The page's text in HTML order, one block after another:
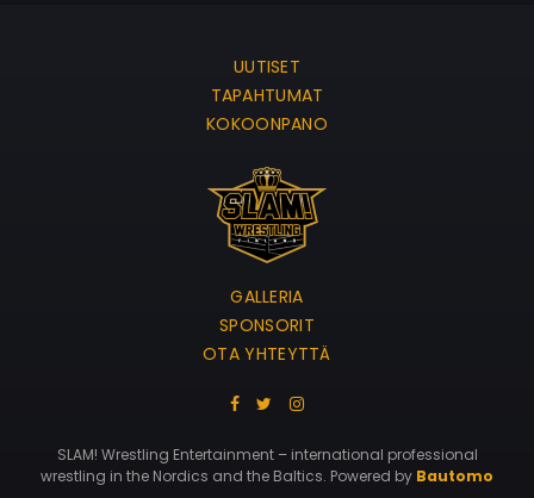
UUTISET
TAPAHTUMAT
KOKOONPANO
GALLERIA
SPONSORIT
OTA YHTEYTTÄ
SLAM! Wrestling Entertainment – international professional
wrestling in the Nordics and the Baltics. Powered by Bautomo